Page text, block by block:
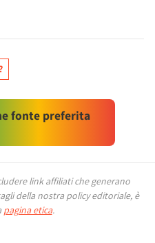
fonte preferita
link affiliati che generano
della nostra policy editoriale, è
pagina etica.